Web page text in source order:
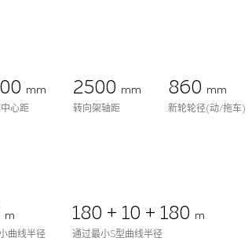
mm
心距
2500 mm
转向架轴距
860 mm
新轮轮径(动/拖车)
m
曲线半径
180 + 10 + 180 m
通过最小S型曲线半径